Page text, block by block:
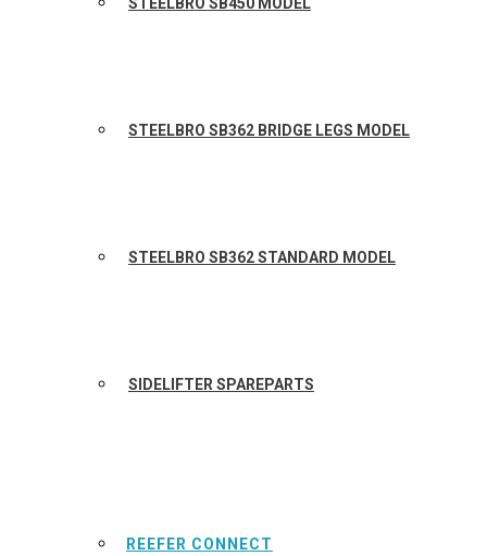
STEELBRO SB450 MODEL
STEELBRO SB362 BRIDGE LEGS MODEL
STEELBRO SB362 STANDARD MODEL
SIDELIFTER SPAREPARTS
REEFER CONNECT